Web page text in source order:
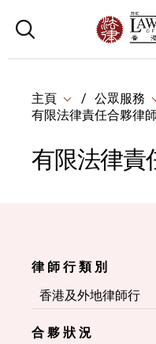
主頁 公眾服務
有限法律責任合夥律
有限法律責
律 師 行 類 別
合 夥 狀 況